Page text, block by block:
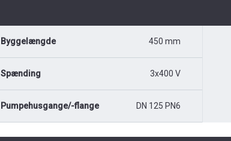
Byggelængde 450 mm
Spænding 3x400 V
Pumpehusgange/-flange DN 125 PN6